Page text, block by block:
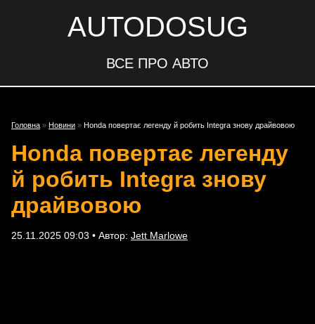
AUTODOSUG
ВСЕ ПРО АВТО
Головна » Новини » Honda повертає легенду й робить Integra знову драйвовою
Honda повертає легенду
й робить Integra знову
драйвовою
25.11.2025 09:03 • Автор: Jett Marlowe